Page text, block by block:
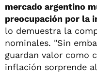
mercado argentino
preocupación por la
lo demuestra la
nominales. "Sin
guardan valor como
inflación sorprende